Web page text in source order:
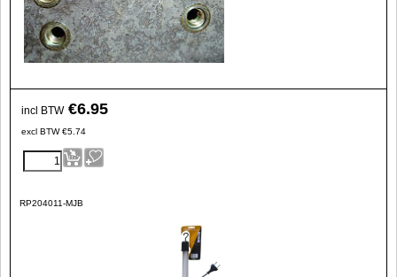
incl BTW €6.95
excl BTW €5.74
RP204011-MJB